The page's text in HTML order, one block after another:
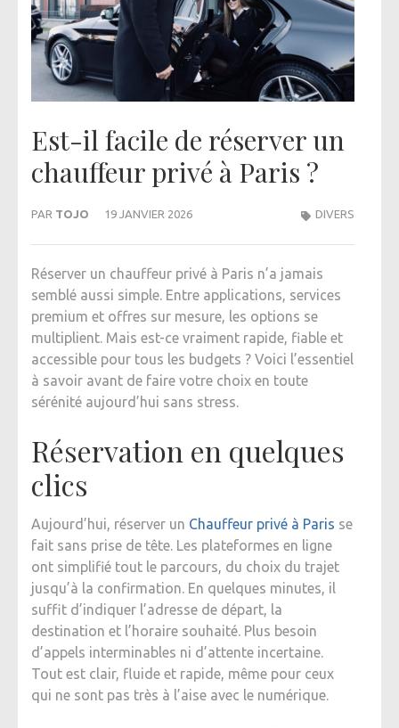
Est-il facile de réserver un
chauffeur privé à Paris ?
PAR TOJO 19 JANVIER 2026 DIVERS
Réserver un chauffeur privé à Paris n’a jamais
semblé aussi simple. Entre applications, services
premium et offres sur mesure, les options se
multiplient. Mais est-ce vraiment rapide, fiable et
accessible pour tous les budgets ? Voici l’essentiel
à savoir avant de faire votre choix en toute
sérénité aujourd’hui sans stress.
Réservation en quelques
clics
Aujourd’hui, réserver un Chauffeur privé à Paris se
fait sans prise de tête. Les plateformes en ligne
ont simplifié tout le parcours, du choix du trajet
jusqu’à la confirmation. En quelques minutes, il
suffit d’indiquer l’adresse de départ, la
destination et l’horaire souhaité. Plus besoin
d’appels interminables ni d’attente incertaine.
Tout est clair, fluide et rapide, même pour ceux
qui ne sont pas très à l’aise avec le numérique.